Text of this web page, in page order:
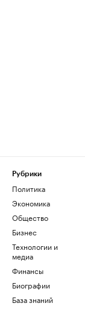
Рубрики
Политика
Экономика
Общество
Бизнес
Технологии и
медиа
Финансы
Биографии
База знаний